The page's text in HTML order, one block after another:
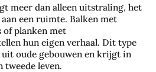
meer dan alleen uitstraling, het
een ruimte. Balken met
of planken met
hun eigen verhaal. Dit type
oude gebouwen en krijgt in
tweede leven.